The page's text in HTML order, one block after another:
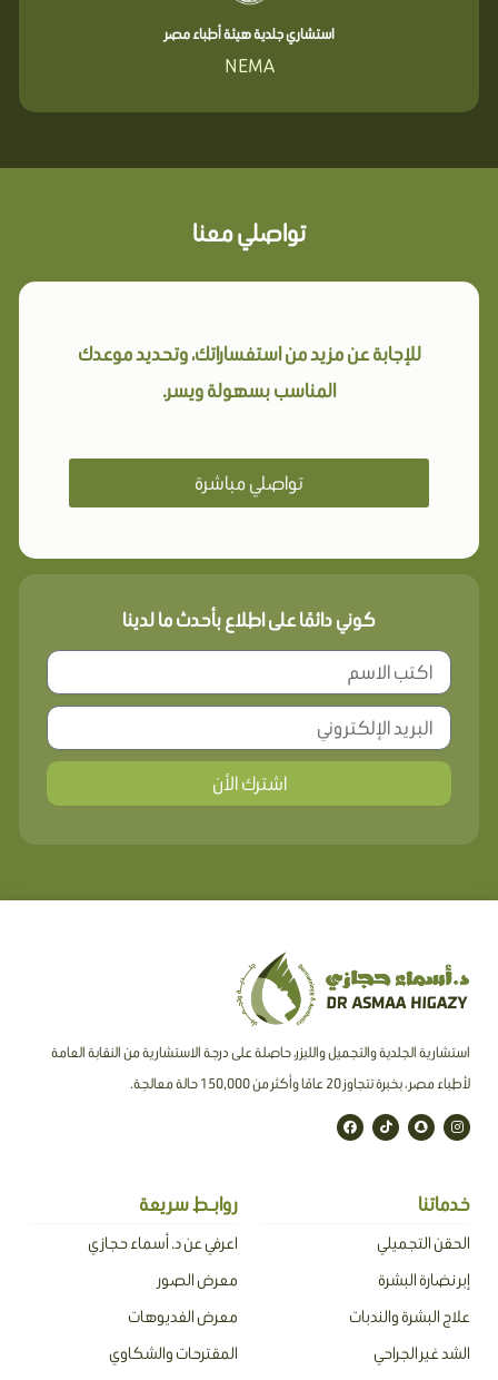
استشاري جلدية هيئة أطباء مصر
NEMA
تواصلي معنا
للإجابة عن مزيد من استفساراتك، وتحديد موعدك
المناسب بسهولة ويسر.
تواصلي مباشرة
كوني دائمًا على اطلاع بأحدث ما لدينا
اشترك الأن
استشارية الجلدية والتجميل والليزر، حاصلة على درجة الاستشارية من النقابة العامة
لأطباء مصر ، بخبرة تتجاوز 20 عامًا وأكثر من 150,000 حالة معالجة.
I
n
s
a
S
n
a
a
t
T
i
k
F
a
c
خدماتنا
الحقن التجميلي
إبر نضارة البشرة
علاج البشرة والندبات
الشد غير الجراحي
روابـط سريعة
اعرفي عن د. أسماء حجازي
معرض الصور
معرض الفديوهات
المقترحات والشكاوي